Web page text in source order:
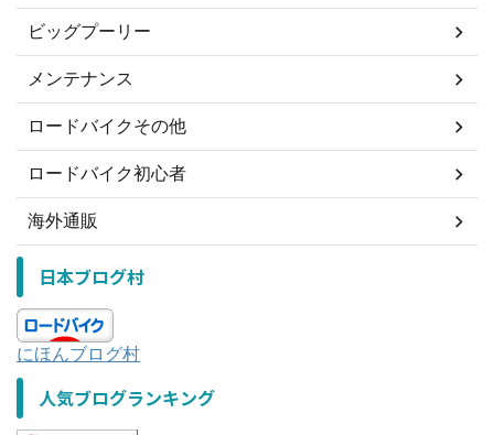
ビッグプーリー
メンテナンス
ロードバイクその他
ロードバイク初心者
海外通販
日本ブログ村
にほんブログ村
人気ブログランキング